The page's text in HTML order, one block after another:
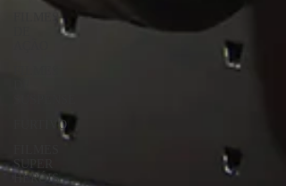
FURTIVO
SUPER
HERÓIS